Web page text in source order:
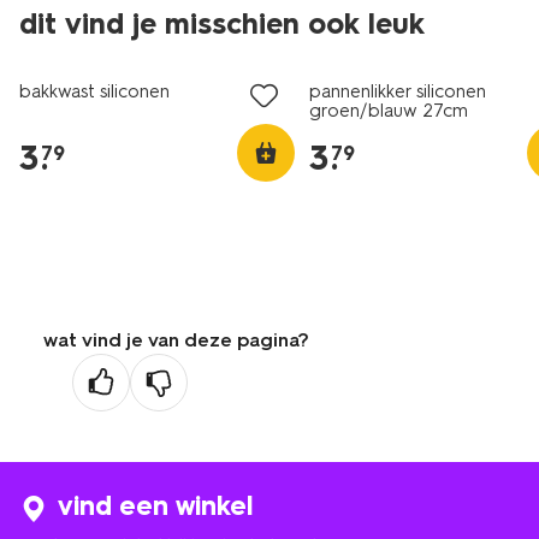
dit vind je misschien ook leuk
bakkwast siliconen
3.
79
pannenlikker siliconen
groen/blauw 27cm
3.
79
wat vind je van deze pagina?
vind een winkel